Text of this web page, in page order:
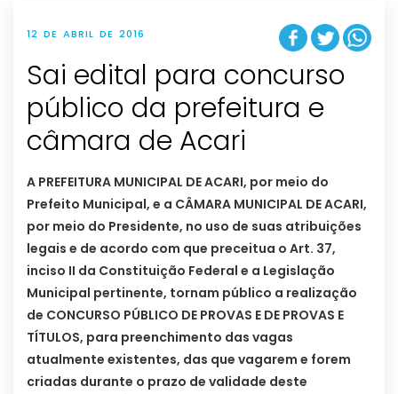
12 DE ABRIL DE 2016
Sai edital para concurso
público da prefeitura e
câmara de Acari
A PREFEITURA MUNICIPAL DE ACARI, por meio do
Prefeito Municipal, e a CÂMARA MUNICIPAL DE ACARI,
por meio do Presidente, no uso de suas atribuições
legais e de acordo com que preceitua o Art. 37,
inciso II da Constituição Federal e a Legislação
Municipal pertinente, tornam público a realização
de CONCURSO PÚBLICO DE PROVAS E DE PROVAS E
TÍTULOS, para preenchimento das vagas
atualmente existentes, das que vagarem e forem
criadas durante o prazo de validade deste